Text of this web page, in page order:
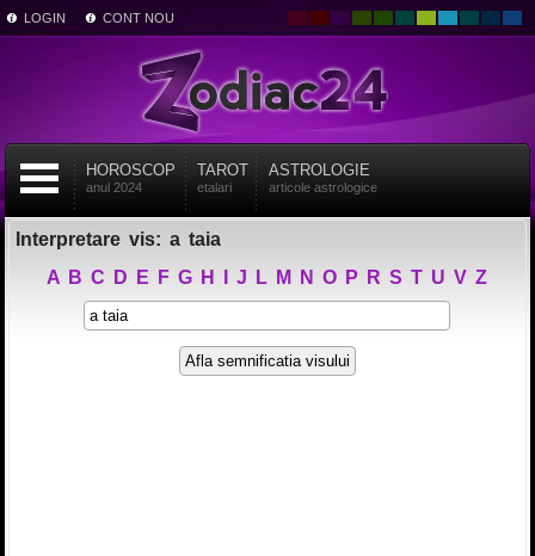
LOGIN CONT NOU
HOROSCOP
anul 2024
TAROT
etalari
ASTROLOGIE
articole astrologice
Interpretare vis: a taia
A B C D E F G H J L M N O P R S T U V Z